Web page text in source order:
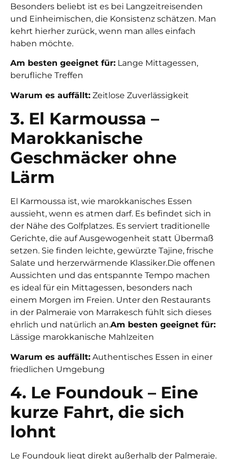
Besonders beliebt ist es bei Langzeitreisenden
und Einheimischen, die Konsistenz schätzen. Man
kehrt hierher zurück, wenn man alles einfach
haben möchte.
Am besten geeignet für: Lange Mittagessen,
berufliche Treffen
Warum es auffällt: Zeitlose Zuverlässigkeit
3. El Karmoussa –
Marokkanische
Geschmäcker ohne
Lärm
El Karmoussa ist, wie marokkanisches Essen
aussieht, wenn es atmen darf. Es befindet sich in
der Nähe des Golfplatzes. Es serviert traditionelle
Gerichte, die auf Ausgewogenheit statt Übermaß
setzen. Sie finden leichte, gewürzte Tajine, frische
Salate und herzerwärmende Klassiker.Die offenen
Aussichten und das entspannte Tempo machen
es ideal für ein Mittagessen, besonders nach
einem Morgen im Freien. Unter den Restaurants
in der Palmeraie von Marrakesch fühlt sich dieses
ehrlich und natürlich an.Am besten geeignet für:
Lässige marokkanische Mahlzeiten
Warum es auffällt: Authentisches Essen in einer
friedlichen Umgebung
4. Le Foundouk – Eine
kurze Fahrt, die sich
lohnt
Le Foundouk liegt direkt außerhalb der Palmeraie.